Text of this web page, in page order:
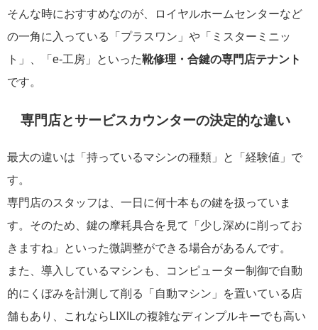
そんな時におすすめなのが、ロイヤルホームセンターなど
の一角に入っている「プラスワン」や「ミスターミニッ
ト」、「e-工房」といった靴修理・合鍵の専門店テナント
です。
専門店とサービスカウンターの決定的な違い
最大の違いは「持っているマシンの種類」と「経験値」で
す。
専門店のスタッフは、一日に何十本もの鍵を扱っていま
す。そのため、鍵の摩耗具合を見て「少し深めに削ってお
きますね」といった微調整ができる場合があるんです。
また、導入しているマシンも、コンピューター制御で自動
的にくぼみを計測して削る「自動マシン」を置いている店
舗もあり、これならLIXILの複雑なディンプルキーでも高い